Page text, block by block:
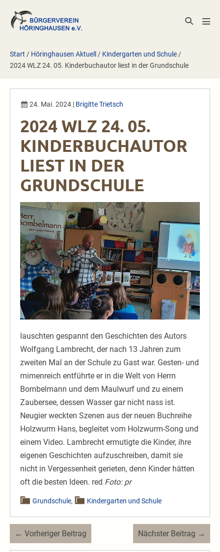
Inhalt
springen
Suche-
Start / Höringhausen Aktuell / Kindergarten und Schule/
2024 WLZ 24. 05. Kinderbuchautor liest in der Grundschule
24. Mai. 2024 | Brigitte Trietsch
2024 WLZ 24. 05.
KINDERBUCHAUTOR
LIEST IN DER
GRUNDSCHULE
lauschten gespannt den Geschichten des Autors
Wolfgang Lambrecht, der nach 13 Jahren zum
zweiten Mal an der Schule zu Gast war. Gesten- und
mimenreich entführte er in die Welt von Herrn
Bombelmann und dem Maulwurf und zu einem
Zaubersee, dessen Wasser gar nicht nass ist.
Neugier weckten Szenen aus der neuen Buchreihe
Holzwurm Hans, begleitet vom Holzwurm-Song und
einem Video. Lambrecht ermutigte die Kinder, ihre
eigenen Geschichten aufzuschreiben, damit sie
nicht in Vergessenheit gerieten, denn Kinder hätten
oft die besten Ideen. red Foto: pr
Grundschule, Kindergarten und Schule
Beitragsnavigation
← Vorheriger Beitrag Nächster Beitrag →